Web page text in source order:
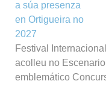
Festival
acolleu no
emblemático